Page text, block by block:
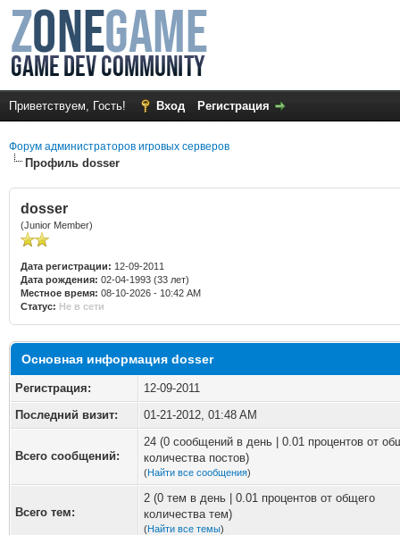
Приветствуем, Гость! Вход Регистрация
Форум администраторов игровых серверов
Профиль dosser
dosser
(Junior Member)
Дата регистрации: 12-09-2011
Дата рождения: 02-04-1993 (33 лет)
Местное время: 08-10-2026 - 10:42 AM
Статус: Не в сети
Основная информация dosser
Регистрация:
12-09-2011
Последний визит:
01-21-2012, 01:48 AM
Всего сообщений:
24 (0 сообщений в день | 0.01 процентов от
количества постов)
(Найти все сообщения)
Всего тем:
2 (0 тем в день | 0.01 процентов от общего
количества тем)
(Найти все темы)